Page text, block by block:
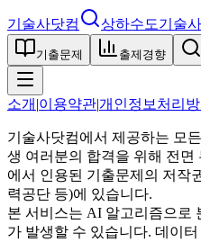
기술사닷컴 상하수도기술사
기출문제 출제경향
소개 |이용약관|개인정보처리
기술사닷컴에서 제공하는 모
생 여러분의 합격을 위해 전면
에서 인용된 기출문제의 저작
력공단 등)에 있습니다.
본 서비스는 AI 알고리즘으로
가 발생할 수 있습니다. 데이